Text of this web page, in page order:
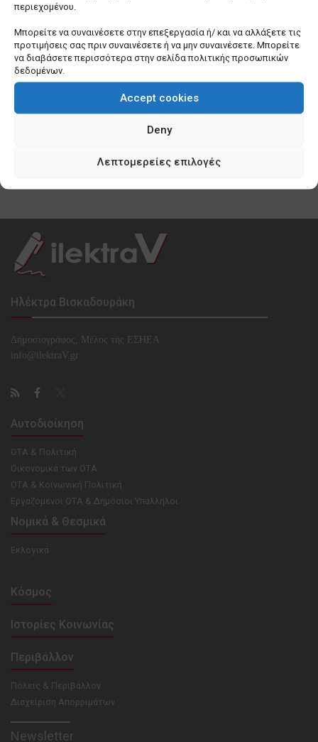
περιεχομένου.
Μπορείτε να συναινέσετε στην επεξεργασία ή/ και να αλλάξετε τις
προτιμήσεις σας πριν συναινέσετε ή να μην συναινέσετε. Μπορείτε
να διαβάσετε περισσότερα στην σελίδα πολιτικής προσωπικών
δεδομένων.
Accept cookies
Deny
Λεπτομερείες επιλογές
Λίγα πράγματα που δεν γνωρίζετε για εμένα
0 SHARES
Σε τέλμα οι Υπηρεσίες Δόμησης των Δήμων –
Κυνισμός Μπακογιάννη ακόμη και για τα
0 SHARES
Ηλέκτρα Βισκαδουράκη
Δημοσιογράφος, Μέλος της ΕΣHΕΑ
info@ilektraV.gr
Αυτοδιοίκηση
ΟΤΑ & Πολιτική
Οικονομικά των ΟΤΑ
ΟΤΑ & Κοινωνική Πολιτική
Εργαζόμενοι ΟΤΑ & Δημόσιοι Υπάλληλοι
Νομικά & Θεσμικά
Εκλογικά
Κόσμος
Ιστορίες Κοινωνίας
Περιβάλλον
Πόλεις & Περιβάλλον
Διαχείριση Απορριμάτων
Newsletter